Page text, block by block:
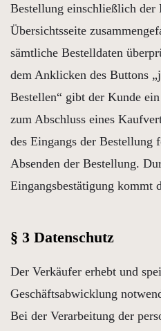
Bestellung einschließlich der
Übersichtsseite
sämtliche Bestelldaten
dem Anklicken des Buttons
Bestellen“ gibt der Kunde
zum Abschluss eines
des Eingangs der Bestellung
Absenden der Bestellung.
Eingangsbestätigung kommt
§ 3 Datenschutz
Der Verkäufer erhebt und
Geschäftsabwicklung
Bei der Verarbeitung der